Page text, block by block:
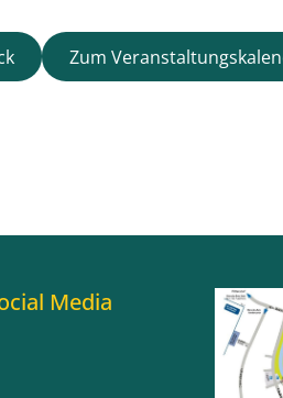
Zum
Media